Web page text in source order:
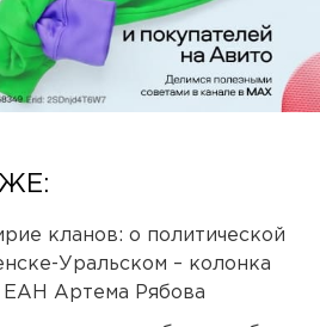
кланов: о политической
Уральском – колонка
Артема Рябова